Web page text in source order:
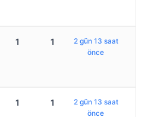
1 1
2 gün 13 saat
önce
1 1
2 gün 13 saat
önce